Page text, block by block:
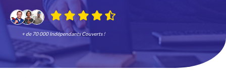
+ de 70 000 Indépendants Couverts !